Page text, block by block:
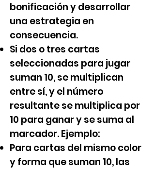
bonificación y desarrollar
una estrategia en
consecuencia.
Si dos o tres cartas
seleccionadas para jugar
suman 10, se multiplican
entre sí, y el número
resultante se multiplica por
10 para ganar y se suma al
marcador.Ejemplo:
Para cartas del mismo color
y forma que suman 10, las